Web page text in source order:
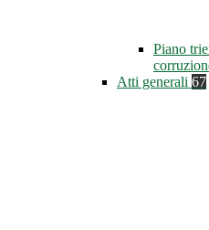
Piano
Atti generali 67